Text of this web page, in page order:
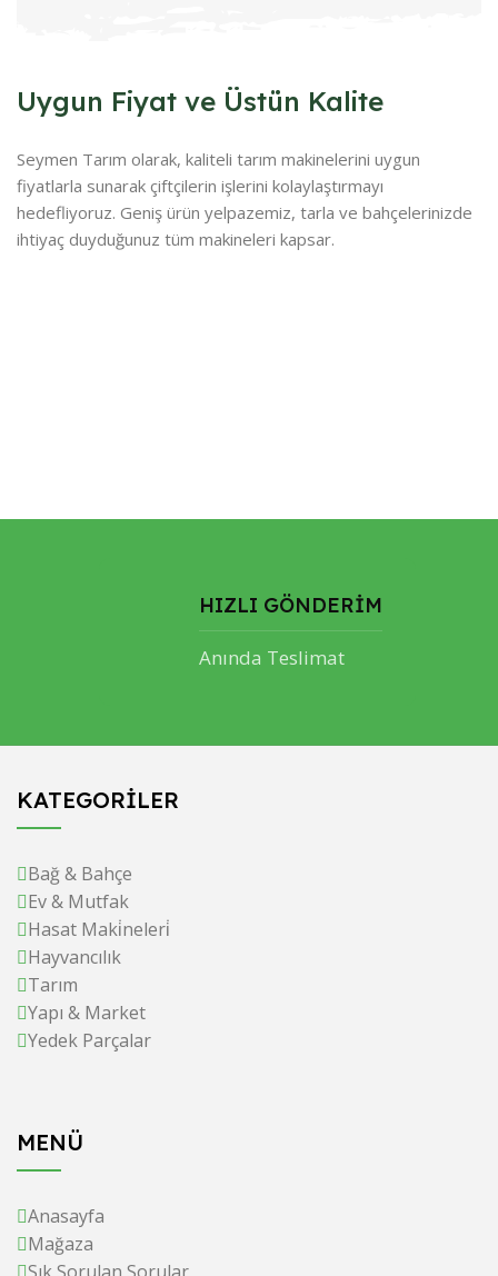
Uygun Fiyat ve Üstün Kalite
Seymen Tarım olarak, kaliteli tarım makinelerini uygun
fiyatlarla sunarak çiftçilerin işlerini kolaylaştırmayı
hedefliyoruz. Geniş ürün yelpazemiz, tarla ve bahçelerinizde
ihtiyaç duyduğunuz tüm makineleri kapsar.
HIZLI GÖNDERİM
Anında Teslimat
KATEGORİLER
Bağ & Bahçe
Ev & Mutfak
Hasat Maki̇neleri̇
Hayvancılık
Tarım
Yapı & Market
Yedek Parçalar
MENÜ
Anasayfa
Mağaza